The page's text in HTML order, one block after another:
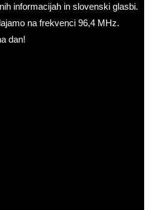
informacijah in slovenski glasbi.
na frekvenci 96,4 MHz.
dan!